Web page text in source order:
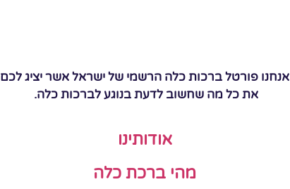
אנחנו פורטל ברכות כלה הרשמי של ישראל אשר יציג לכם
את כל מה שחשוב לדעת בנוגע לברכות כלה.
אודותינו
מהי ברכת כלה